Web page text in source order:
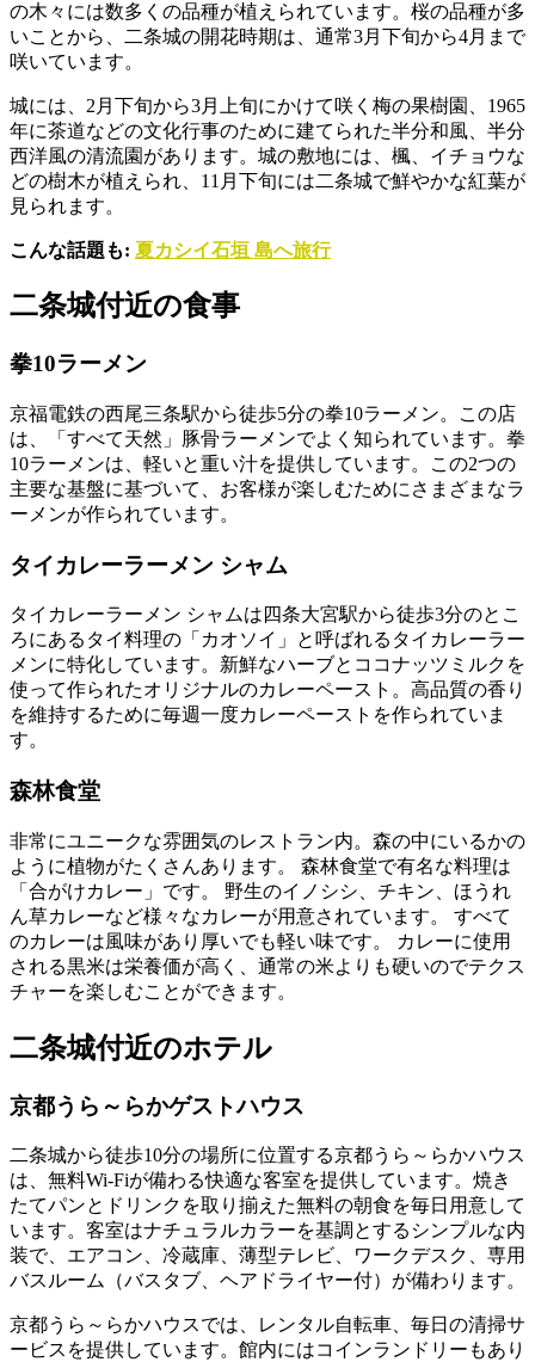
の木々には数多くの品種が植えられています。桜の品種が多
いことから、二条城の開花時期は、通常3月下旬から4月まで
咲いています。
城には、2月下旬から3月上旬にかけて咲く梅の果樹園、1965
年に茶道などの文化行事のために建てられた半分和風、半分
西洋風の清流園があります。城の敷地には、楓、イチョウな
どの樹木が植えられ、11月下旬には二条城で鮮やかな紅葉が
見られます。
こんな話題も: 夏カシイ石垣 島へ旅行
二条城付近の食事
拳10ラーメン
京福電鉄の西尾三条駅から徒歩5分の拳10ラーメン。この店
は、「すべて天然」豚骨ラーメンでよく知られています。拳
10ラーメンは、軽いと重い汁を提供しています。この2つの
主要な基盤に基づいて、お客様が楽しむためにさまざまなラ
ーメンが作られています。
タイカレーラーメン シャム
タイカレーラーメン シャムは四条大宮駅から徒歩3分のとこ
ろにあるタイ料理の「カオソイ」と呼ばれるタイカレーラー
メンに特化しています。新鮮なハーブとココナッツミルクを
使って作られたオリジナルのカレーペースト。高品質の香り
を維持するために毎週一度カレーペーストを作られていま
す。
森林食堂
非常にユニークな雰囲気のレストラン内。森の中にいるかの
ように植物がたくさんあります。 森林食堂で有名な料理は
「 合がけカレー」です。 野生のイノシシ、チキン、ほうれ
ん草カレーなど様々なカレーが用意されています。 すべて
のカレーは風味があり厚いでも軽い味です。 カレーに使用
される黒米は栄養価が高く、通常の米よりも硬いのでテクス
チャーを楽しむことができます。
二条城付近のホテル
京都うら～らかゲストハウス
二条城から徒歩10分の場所に位置する京都うら～らかハウス
は、無料Wi-Fiが備わる快適な客室を提供しています。焼き
たてパンとドリンクを取り揃えた無料の朝食を毎日用意して
います。客室はナチュラルカラーを基調とするシンプルな内
装で、エアコン、冷蔵庫、薄型テレビ、ワークデスク、専用
バスルーム（バスタブ、ヘアドライヤー付）が備わります。
京都うら～らかハウスでは、レンタル自転車、毎日の清掃サ
ービスを提供しています。館内にはコインランドリーもあり